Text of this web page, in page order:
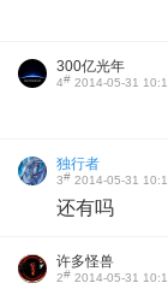
300亿光年
4# 2014-05-31
独行者
3# 2014-05-31
还有吗
许多怪兽
2# 2014-05-31